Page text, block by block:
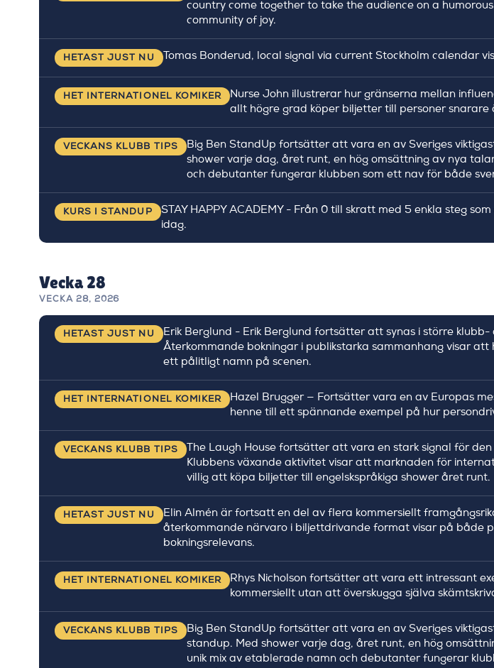
country come together to take the audience on a
community of joy.
HETAST JUST NU Tomas Bonderud, local signal via current Stockholm calendar
HET INTERNATIONEL KOMIKER
Nurse John illustrerar hur gränserna mellan
allt högre grad köper biljetter till personer snarare
VECKANS KLUBB TIPS
Big Ben StandUp fortsätter att vara en av Sveriges
shower varje dag, året runt, en hög omsättning av nya
och debutanter fungerar klubben som ett nav för både
KURS I STANDUP
STAY HAPPY ACADEMY - Från 0 till skratt med 5 enkla steg
idag.
Vecka 28
VECKA 28, 2026
HETAST JUST NU
Erik Berglund - Erik Berglund fortsätter att synas i större klubb-
Återkommande bokningar i publikstarka sammanhang visar att
ett pålitligt namn på scenen.
HET INTERNATIONEL KOMIKER
Hazel Brugger — Fortsätter vara en av Europas
henne till ett spännande exempel på hur
VECKANS KLUBB TIPS
The Laugh House fortsätter att vara en stark signal för
Klubbens växande aktivitet visar att marknaden för
villig att köpa biljetter till engelskspråkiga shower året runt.
HETAST JUST NU
Elin Almén är fortsatt en del av flera kommersiellt
återkommande närvaro i biljettdrivande format visar på både
bokningsrelevans.
HET INTERNATIONEL KOMIKER
Rhys Nicholson fortsätter att vara ett intressant
kommersiellt utan att överskugga själva
VECKANS KLUBB TIPS
Big Ben StandUp fortsätter att vara en av Sveriges
standup. Med shower varje dag, året runt, en hög
unik mix av etablerade namn och debutanter fungerar